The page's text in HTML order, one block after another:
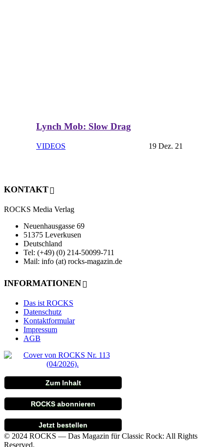
Lynch Mob: Slow Drag
VIDEOS 19 Dez. 21
KONTAKT
ROCKS Media Verlag
Neuenhausgasse 69
51375 Leverkusen
Deutschland
Tel: (+49) (0) 214-50099-711
Mail: info (at) rocks-magazin.de
INFORMATIONEN
Das ist ROCKS
Datenschutz
Kontaktformular
Impressum
AGB
Zum Inhalt
ROCKS abonnieren
Jetzt bestellen
© 2024 ROCKS — Das Magazin für Classic Rock: All Rights
Reserved.